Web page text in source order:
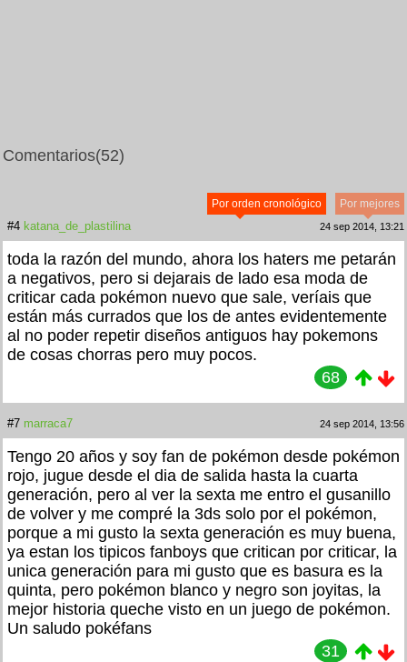
Comentarios(52)
Por mejores
Por orden cronológico
#4 katana_de_plastilina 24 sep 2014, 13:21
toda la razón del mundo, ahora los haters me petarán
a negativos, pero si dejarais de lado esa moda de
criticar cada pokémon nuevo que sale, veríais que
están más currados que los de antes evidentemente
al no poder repetir diseños antiguos hay pokemons
de cosas chorras pero muy pocos.
68
#7 marraca7 24 sep 2014, 13:56
Tengo 20 años y soy fan de pokémon desde pokémon
rojo, jugue desde el dia de salida hasta la cuarta
generación, pero al ver la sexta me entro el gusanillo
de volver y me compré la 3ds solo por el pokémon,
porque a mi gusto la sexta generación es muy buena,
ya estan los tipicos fanboys que critican por criticar, la
unica generación para mi gusto que es basura es la
quinta, pero pokémon blanco y negro son joyitas, la
mejor historia queche visto en un juego de pokémon.
Un saludo pokéfans
31